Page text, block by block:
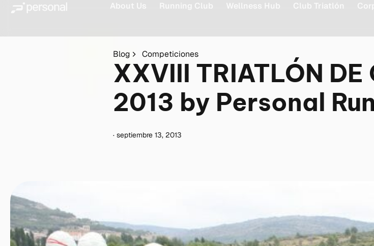
About Us Running Club Wellness Hub Club Triatlón
Blog Competiciones
XXVIII TRIATLÓN
2013 by Personal
· septiembre 13, 2013